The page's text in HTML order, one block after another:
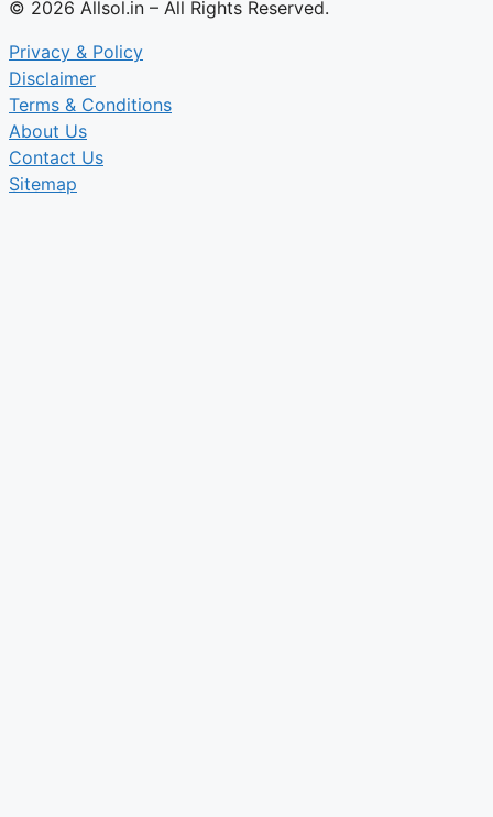
© 2026 Allsol.in – All Rights Reserved.
Privacy & Policy
Disclaimer
Terms & Conditions
About Us
Contact Us
Sitemap